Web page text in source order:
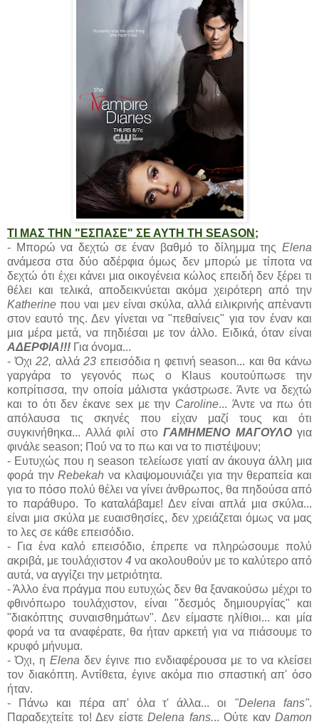
ΤΙ ΜΑΣ ΤΗΝ "ΕΣΠΑΣΕ" ΣΕ ΑΥΤΗ ΤΗ SEASON;
- Μπορώ να δεχτώ σε έναν βαθμό το δίλημμα της Elena
ανάμεσα στα δύο αδέρφια όμως δεν μπορώ με τίποτα να
δεχτώ ότι έχει κάνει μια οικογένεια κώλος επειδή δεν ξέρει τι
θέλει και τελικά, αποδεικνύεται ακόμα χειρότερη από την
Katherine που ναι μεν είναι σκύλα, αλλά ειλικρινής απέναντι
στον εαυτό της. Δεν γίνεται να "πεθαίνεις" για τον έναν και
μια μέρα μετά, να πηδιέσαι με τον άλλο. Ειδικά, όταν είναι
ΑΔΕΡΦΙΑ!!! Για όνομα...
- Όχι 22, αλλά23 επεισόδια η φετινή season... και θα κάνω
γαργάρα το γεγονός πως ο Klaus κουτούπωσε την
κοπρίτισσα, την οποία μάλιστα γκάστρωσε. Άντε να δεχτώ
και το ότι δεν έκανε sex με την Caroline... Άντε να πω ότι
απόλαυσα τις σκηνές που είχαν μαζί τους και ότι
συγκινήθηκα... Αλλά φιλί στο ΓΑΜΗΜΕΝΟ ΜΑΓΟΥΛΟγια
φινάλε season; Πού να το πω και να το πιστέψουν;
- Ευτυχώς που η season τελείωσε γιατί αν άκουγα άλλη μια
φορά τηνRebekah να κλαψομουνιάζει για την θεραπεία και
για το πόσο πολύ θέλει να γίνει άνθρωπος, θα πηδούσα από
το παράθυρο. Το καταλάβαμε! Δεν είναι απλά μια σκύλα...
είναι μια σκύλα με ευαισθησίες, δεν χρειάζεται όμως να μας
το λες σε κάθε επεισόδιο.
- Για ένα καλό επεισόδιο, έπρεπε να πληρώσουμε πολύ
ακριβά, με τουλάχιστον 4 να ακολουθούν με το καλύτερο από
αυτά, να αγγίζει την μετριότητα.
- Άλλο ένα πράγμα που ευτυχώς δεν θα ξανακούσω μέχρι το
φθινόπωρο τουλάχιστον, είναι "δεσμός δημιουργίας" και
"διακόπτης συναισθημάτων". Δεν είμαστε ηλίθιοι... και μία
φορά να τα αναφέρατε, θα ήταν αρκετή για να πιάσουμε το
κρυφό μήνυμα.
- Όχι, η Elena δεν έγινε πιο ενδιαφέρουσα με το να κλείσει
τον διακόπτη. Αντίθετα, έγινε ακόμα πιο σπαστική απ' όσο
ήταν.
- Πάνω και πέρα απ' όλα τ' άλλα... οι "Delena fans".
Παραδεχτείτε το! Δεν είστεDelena fans... Ούτε καν Damon